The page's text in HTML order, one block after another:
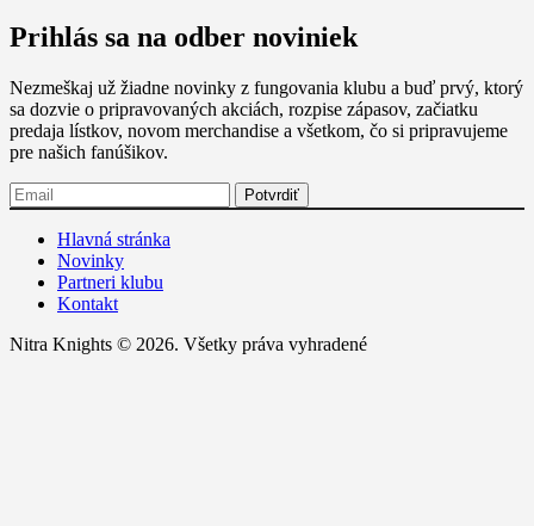
Prihlás sa na odber noviniek
Nezmeškaj už žiadne novinky z fungovania klubu a buď prvý, ktorý
sa dozvie o pripravovaných akciách, rozpise zápasov, začiatku
predaja lístkov, novom merchandise a všetkom, čo si pripravujeme
pre našich fanúšikov.
Hlavná stránka
Novinky
Partneri klubu
Kontakt
Nitra Knights © 2026. Všetky práva vyhradené